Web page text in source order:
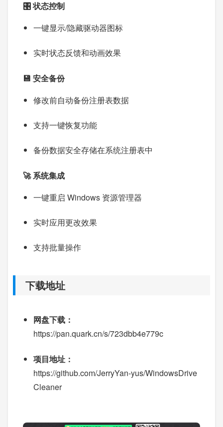
🎛️ 状态控制
一键显示/隐藏驱动器图标
实时状态反馈和动画效果
💾 安全备份
修改前自动备份注册表数据
支持一键恢复功能
备份数据安全存储在系统注册表中
🚀 系统集成
一键重启 Windows 资源管理器
实时应用更改效果
支持批量操作
下载地址
网盘下载：
https://pan.quark.cn/s/723dbb4e779c
项目地址：
https://github.com/JerryYan-yus/WindowsDrive
Cleaner